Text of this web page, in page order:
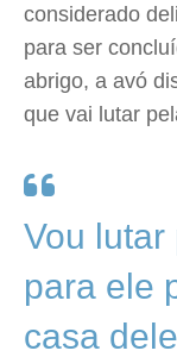
considerado
para ser
abrigo, a avó
que vai lutar
Vou lutar
para ele
casa